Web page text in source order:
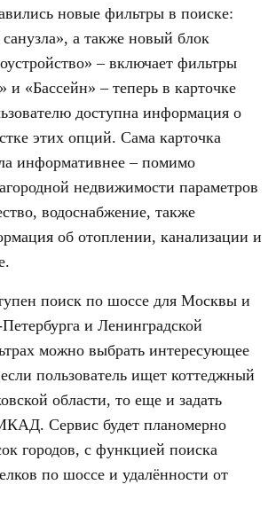
новые фильтры в поиске:
а также новый блок
– включает фильтры
и «Бассейн» – теперь в карточке
доступна информация о
этих опций. Сама карточка
информативнее – помимо
недвижимости параметров
водоснабжение, также
об отоплении, канализации и
поиск по шоссе для Москвы и
и Ленинградской
можно выбрать интересующее
пользователь ищет коттеджный
области, то еще и задать
Сервис будет планомерно
городов, с функцией поиска
по шоссе и удалённости от